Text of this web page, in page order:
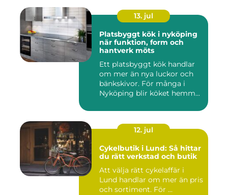
13. jul
Platsbyggt kök i nyköping
när funktion, form och
hantverk möts
Ett platsbyggt kök handlar
om mer än nya luckor och
bänkskivor. För många i
Nyköping blir köket hemm...
12. jul
Cykelbutik i Lund: Så hittar
du rätt verkstad och butik
Att välja rätt cykelaffär i
Lund handlar om mer än pris
och sortiment. För ...